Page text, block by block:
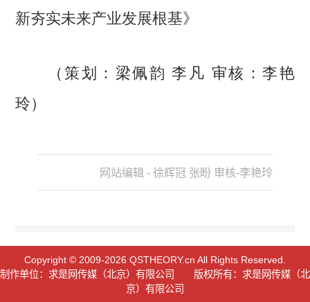
新夯实未来产业发展根基》
（策划：梁佩韵 李凡 审核：李艳
玲）
网站编辑 - 徐辉冠 张盼 审核-李艳玲
Copyright © 2009-2026 QSTHEORY.cn All Rights Reserved.
制作单位：求是网传媒（北京）有限公司 版权所有：求是网传媒（北
京）有限公司